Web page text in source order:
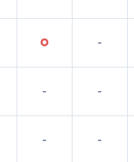
○ -
- -
- -